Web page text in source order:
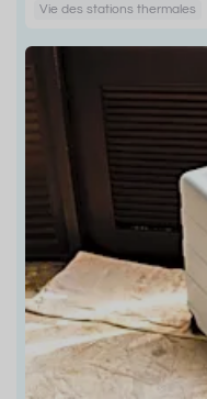
Vie des stations thermales